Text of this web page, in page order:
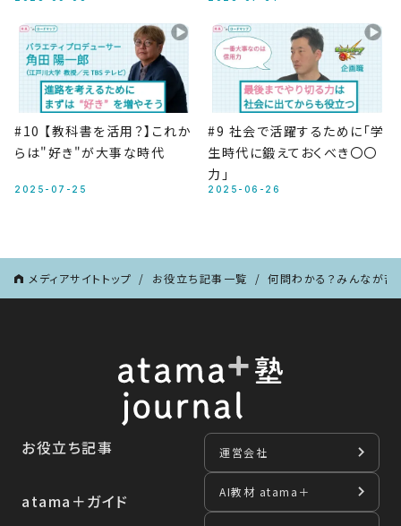
#10 【教科書を活用？】これか
らは"好き"が大事な時代
2025-07-25
#9 社会で活躍するために「学
生時代に鍛えておくべき〇〇
力」
2025-06-26
メディアサイトトップ お役立ち記事一覧 何問わかる？みんなが
お役立ち記事
atama＋ガイド
運営会社
AI教材 atama＋